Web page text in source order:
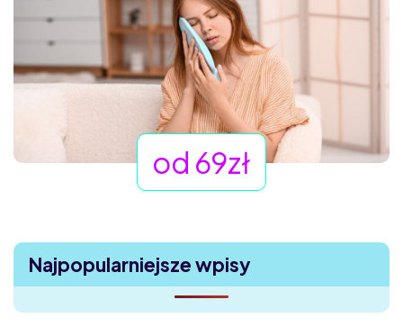
od 69zł
Najpopularniejsze wpisy